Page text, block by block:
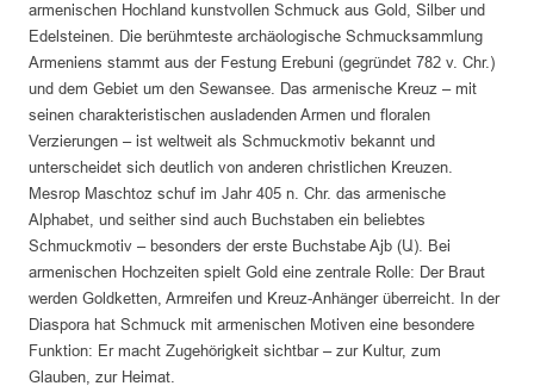
armenischen Hochland kunstvollen Schmuck aus Gold, Silber und
Edelsteinen. Die berühmteste archäologische Schmucksammlung
Armeniens stammt aus der Festung Erebuni (gegründet 782 v. Chr.)
und dem Gebiet um den Sewansee. Das armenische Kreuz – mit
seinen charakteristischen ausladenden Armen und floralen
Verzierungen – ist weltweit als Schmuckmotiv bekannt und
unterscheidet sich deutlich von anderen christlichen Kreuzen.
Mesrop Maschtoz schuf im Jahr 405 n. Chr. das armenische
Alphabet, und seither sind auch Buchstaben ein beliebtes
Schmuckmotiv – besonders der erste Buchstabe Ajb (Ա). Bei
armenischen Hochzeiten spielt Gold eine zentrale Rolle: Der Braut
werden Goldketten, Armreifen und Kreuz-Anhänger überreicht. In der
Diaspora hat Schmuck mit armenischen Motiven eine besondere
Funktion: Er macht Zugehörigkeit sichtbar – zur Kultur, zum
Glauben, zur Heimat.